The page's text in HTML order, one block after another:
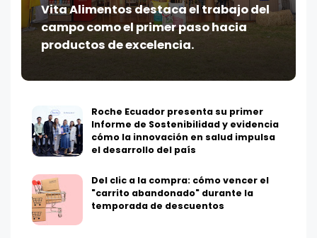
Vita Alimentos destaca el trabajo del
campo como el primer paso hacia
productos de excelencia.
Roche Ecuador presenta su primer
Informe de Sostenibilidad y evidencia
cómo la innovación en salud impulsa
el desarrollo del país
Del clic a la compra: cómo vencer el
"carrito abandonado" durante la
temporada de descuentos